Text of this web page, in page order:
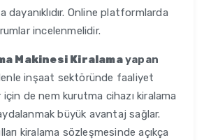
dayanıklıdır. Online platformlarda
incelenmelidir.
Makinesi Kiralamayapan
inşaat sektöründe faaliyet
de nem kurutma cihazı kiralama
büyük avantaj sağlar.
kiralama sözleşmesinde açıkça